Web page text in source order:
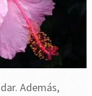
Además,